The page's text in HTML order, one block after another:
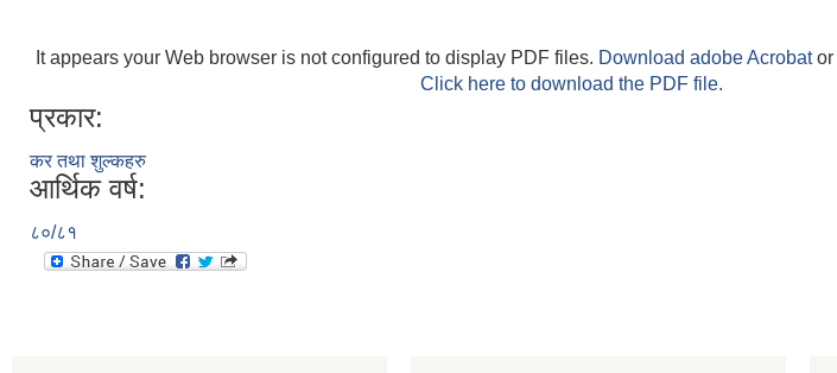
It appears your Web browser is not configured to display PDF files. Download adobe Acrobator
Click here to download the PDF file.
प्रकार:
कर तथा शुल्कहरु
आर्थिक वर्ष:
८०/८१